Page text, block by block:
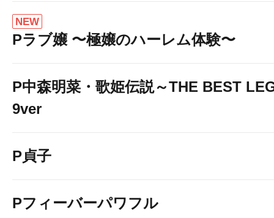
NEW
Pラブ嬢 〜極嬢のハーレム体験〜
P中森明菜・歌姫伝説～THE BEST
9ver
P貞子
Pフィーバーパワフル